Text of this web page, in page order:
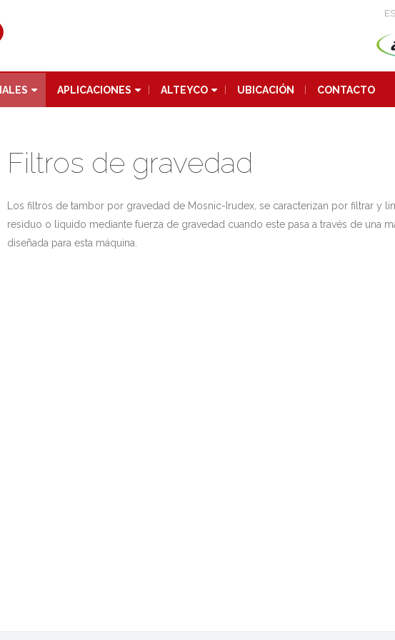
APLICACIONES ALTEYCO UBICACIÓN CONTACTO
ES
Filtros de gravedad
Los filtros de tambor por gravedad de Mosnic-Irudex, se caracterizan por filtrar y
residuo o liquido mediante fuerza de gravedad cuando este pasa a través de una
diseñada para esta máquina.